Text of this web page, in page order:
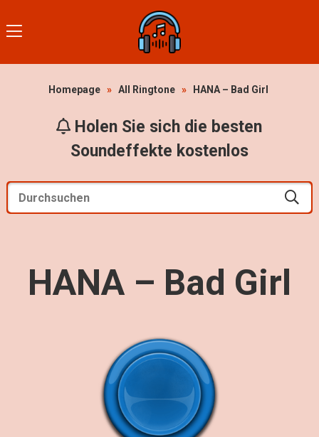
Homepage » All Ringtone » HANA – Bad Girl
Holen Sie sich die besten
Soundeffekte kostenlos
HANA – Bad Girl